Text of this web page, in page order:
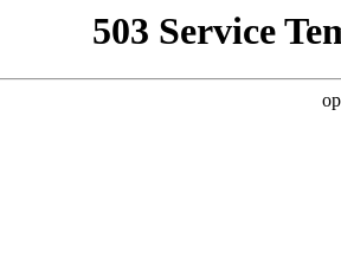
503 Service